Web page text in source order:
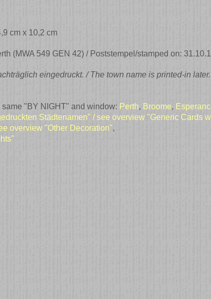
cm x 10,2 cm
(MWA 549 GEN 42) / Poststempel/stamped on:
eingedruckt. / The town name is printed-in later.
"BY NIGHT" and window: Perth, Broome,
Städtenamen" / see overview "Generic Cards
overview "Other Decoration",